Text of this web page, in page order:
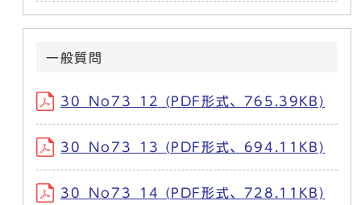
一般質問
30_No73_12 (PDF形式、765.39KB)
30_No73_13 (PDF形式、694.11KB)
30_No73_14 (PDF形式、728.11KB)